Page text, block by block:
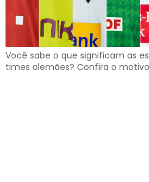
Você sabe o que significam as
times alemães? Confira o motivo